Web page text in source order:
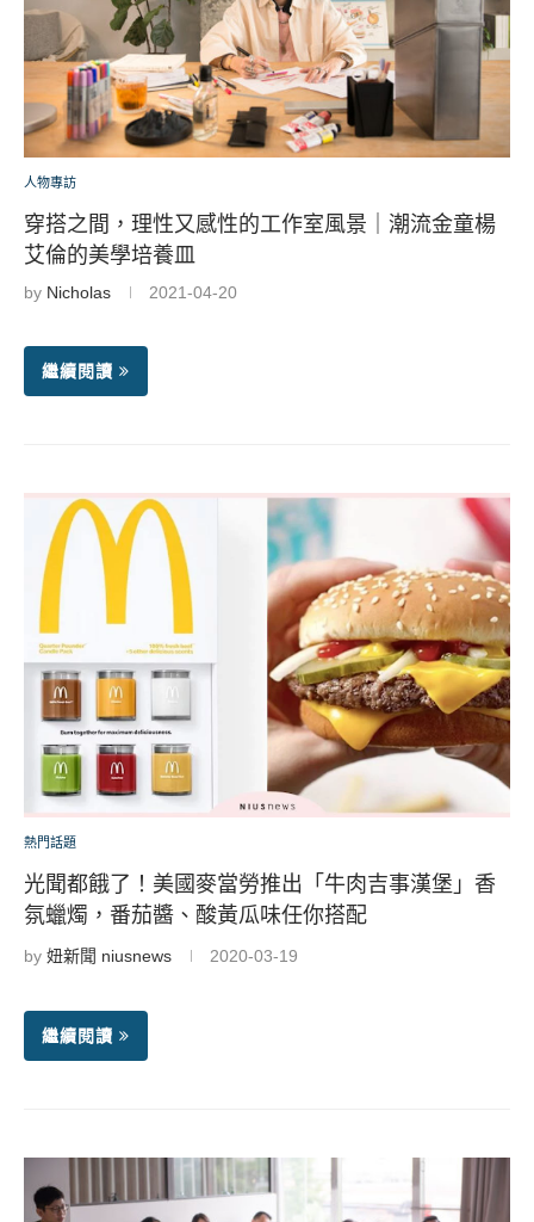
人物專訪
穿搭之間，理性又感性的工作室風景｜潮流金童楊
艾倫的美學培養皿
by Nicholas 2021-04-20
繼續閱讀
熱門話題
光聞都餓了！美國麥當勞推出「牛肉吉事漢堡」香
氛蠟燭，番茄醬、酸黃瓜味任你搭配
by 妞新聞 niusnews 2020-03-19
繼續閱讀